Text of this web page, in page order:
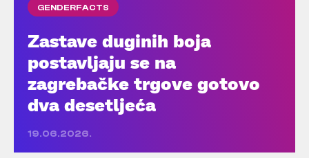
GENDERFACTS
Zastave duginih boja
postavljaju se na
zagrebačke trgove gotovo
dva desetljeća
19.06.2026.